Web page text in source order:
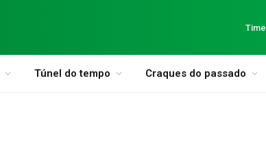
Time
Túnel do tempo Craques do passado